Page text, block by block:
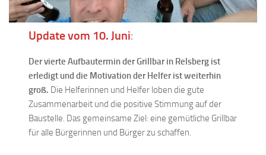
Update vom 10. Juni:
Der vierte Aufbautermin der Grillbar in Relsberg ist
erledigt und die Motivation der Helfer ist weiterhin
groß. Die Helferinnen und Helfer loben die gute
Zusammenarbeit und die positive Stimmung auf der
Baustelle. Das gemeinsame Ziel: eine gemütliche Grillbar
für alle Bürgerinnen und Bürger zu schaffen.